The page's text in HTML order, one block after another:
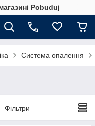
Pobuduj
Система опалення
Фільтри